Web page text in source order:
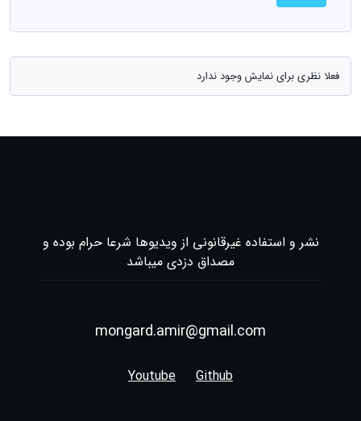
فعلا نظری برای نمایش وجود ندارد
نشر و استفاده غیرقانونی از ویدیوها شرعا حرام بوده و
مصداق دزدی میباشد
mongard.amir@gmail.com
Github
Youtube